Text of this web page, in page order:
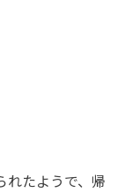
れたようで、帰